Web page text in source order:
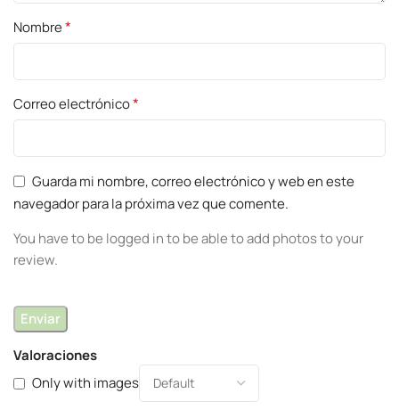
Valoraciones
Only with images
Nombre*
Correo electrónico*
Guarda mi nombre, correo electrónico y web en este
navegador para la próxima vez que comente.
You have to be logged in to be able to add photos to your
review.